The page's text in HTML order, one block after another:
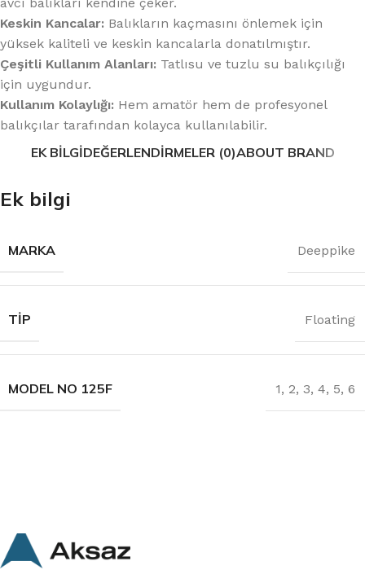
Keskin Kancalar: Balıkların kaçmasını önlemek için
yüksek kaliteli ve keskin kancalarla donatılmıştır.
Çeşitli Kullanım Alanları: Tatlısu ve tuzlu su balıkçılığı
için uygundur.
Kullanım Kolaylığı: Hem amatör hem de profesyonel
balıkçılar tarafından kolayca kullanılabilir.
EK BILGIDEĞERLENDIRMELER (0)ABOUT BRAND
Ek bilgi
MARKA Deeppike
TIP Floating
MODEL NO 125F 1, 2, 3, 4, 5, 6